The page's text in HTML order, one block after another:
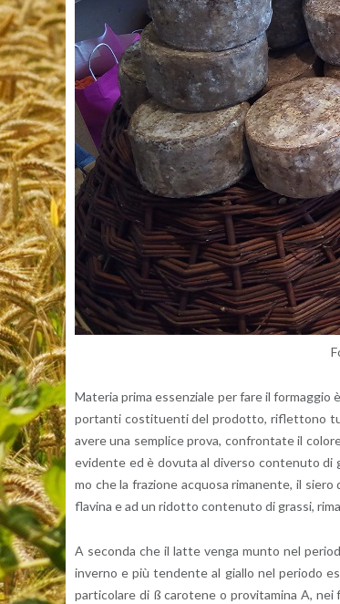
Ma­te­ria prima es­sen­zia­le per fare il
por­tan­ti co­sti­tuen­ti del pro­dot­to, ri­flet­to­no
avere una sem­pli­ce prova, con­fron­ta­te il
evi­den­te ed è do­vu­ta al di­ver­so con­te­nu­to di
mo che la fra­zio­ne ac­quo­sa ri­ma­nen­te, il
fla­vi­na e ad un ri­dot­to con­te­nu­to di gras­si,
A se­con­da che il latte venga munto nel
in­ver­no e più ten­den­te al gial­lo nel pe­rio­do
par­ti­co­la­re di ß ca­ro­te­ne o pro­vi­ta­mi­na A,